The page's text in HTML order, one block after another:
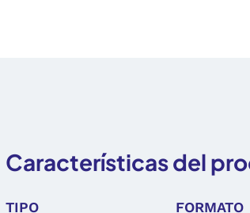
Características del
TIPO FORMATO